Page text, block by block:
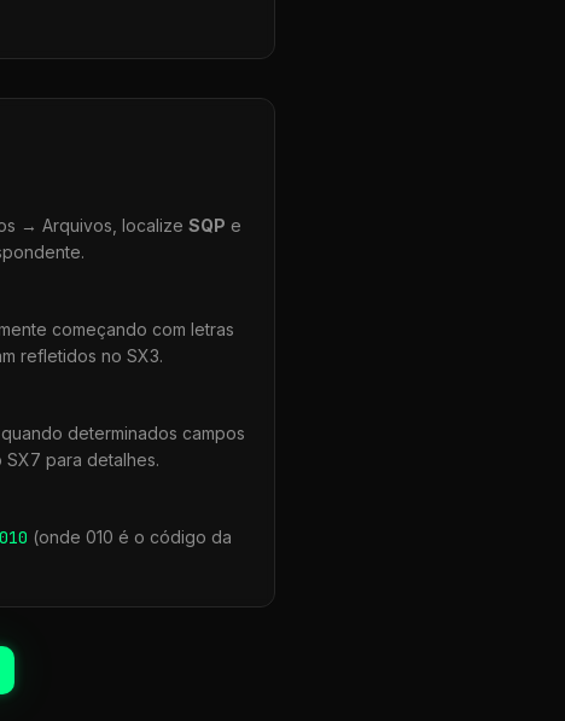
→ Arquivos, localize SQP e
começando com letras
refletidos no SX3.
determinados campos
para detalhes.
010 (onde 010 é o código da